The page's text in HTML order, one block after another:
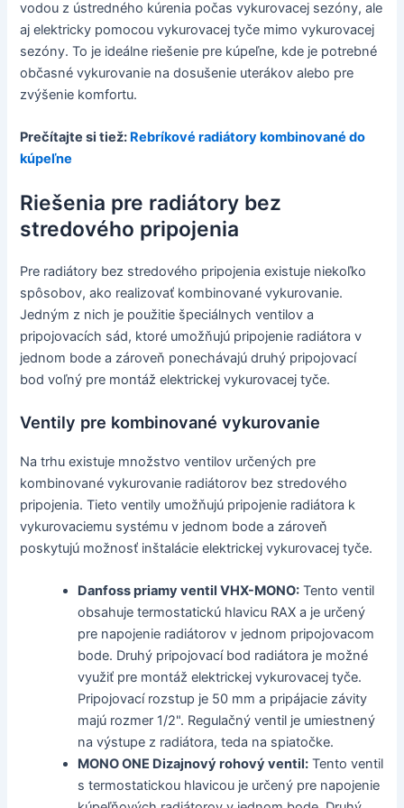
vodou z ústredného kúrenia počas vykurovacej sezóny, ale
aj elektricky pomocou vykurovacej tyče mimo vykurovacej
sezóny. To je ideálne riešenie pre kúpeľne, kde je potrebné
občasné vykurovanie na dosušenie uterákov alebo pre
zvýšenie komfortu.
Prečítajte si tiež: Rebríkové radiátory kombinované do
kúpeľne
Riešenia pre radiátory bez
stredového pripojenia
Pre radiátory bez stredového pripojenia existuje niekoľko
spôsobov, ako realizovať kombinované vykurovanie.
Jedným z nich je použitie špeciálnych ventilov a
pripojovacích sád, ktoré umožňujú pripojenie radiátora v
jednom bode a zároveň ponechávajú druhý pripojovací
bod voľný pre montáž elektrickej vykurovacej tyče.
Ventily pre kombinované vykurovanie
Na trhu existuje množstvo ventilov určených pre
kombinované vykurovanie radiátorov bez stredového
pripojenia. Tieto ventily umožňujú pripojenie radiátora k
vykurovaciemu systému v jednom bode a zároveň
poskytujú možnosť inštalácie elektrickej vykurovacej tyče.
Danfoss priamy ventil VHX-MONO: Tento ventil
obsahuje termostatickú hlavicu RAX a je určený
pre napojenie radiátorov v jednom pripojovacom
bode. Druhý pripojovací bod radiátora je možné
využiť pre montáž elektrickej vykurovacej tyče.
Pripojovací rozstup je 50 mm a pripájacie závity
majú rozmer 1/2". Regulačný ventil je umiestnený
na výstupe z radiátora, teda na spiatočke.
MONO ONE Dizajnový rohový ventil: Tento ventil
s termostatickou hlavicou je určený pre napojenie